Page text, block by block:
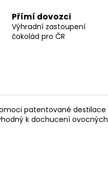
Přímí dovozci
Výhradní zastoupení
čokolád pro ČR
patentované
k dochucení